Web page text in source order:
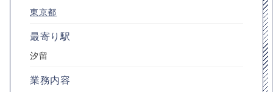
東京都
最寄り駅
汐留
業務内容